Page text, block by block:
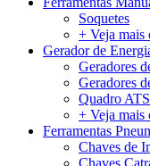
Soquetes
+ Veja mais
Gerador de
Geradores
Geradores
Quadro ATS
+ Veja mais
Ferramentas
Chaves de
Chaves